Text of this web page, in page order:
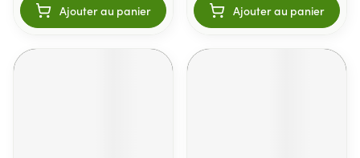
Ajouter au panier Ajouter au panier